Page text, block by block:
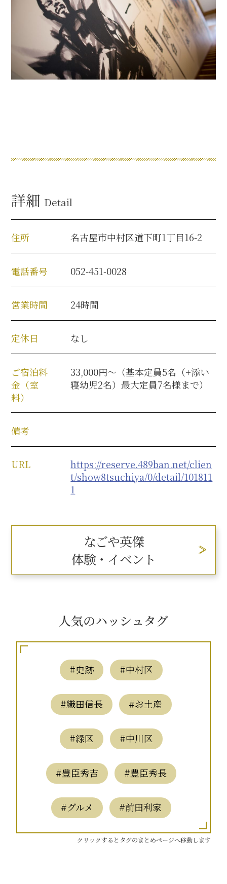
詳細 Detail
住所 名古屋市中村区道下町1丁目16-2
電話番号 052-451-0028
営業時間 24時間
定休日 なし
ご宿泊料
金（室
料）
33,000円〜（基本定員5名（+添い
寝幼児2名）最大定員7名様まで）
備考
URL
https://reserve.489ban.net/clien
t/show8tsuchiya/0/detail/101811
1
なごや英傑
体験・イベント
人気のハッシュタグ
#史跡 #中村区
#織田信長 #お土産
#緑区 #中川区
#豊臣秀吉 #豊臣秀長
#グルメ #前田利家
クリックするとタグのまとめページへ移動します